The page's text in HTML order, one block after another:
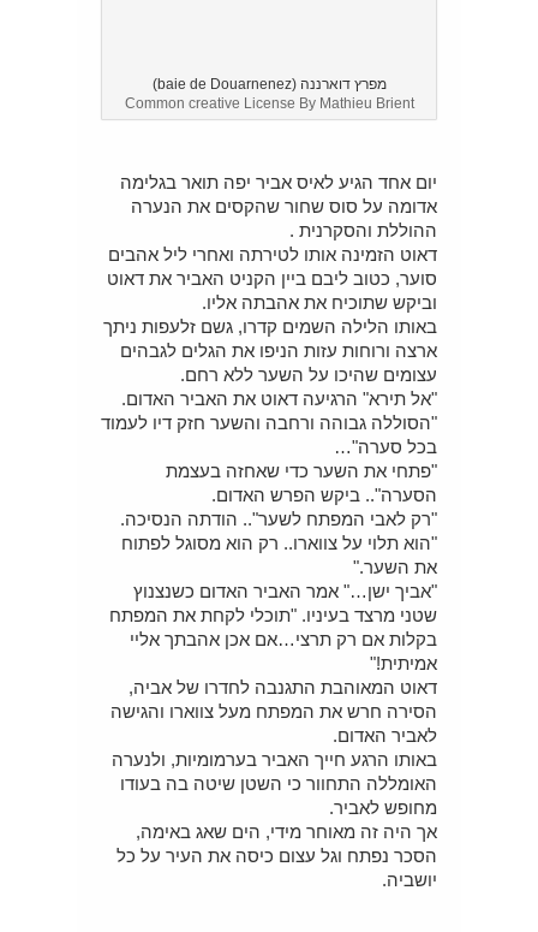
מפרץ דוארננה (baie de Douarnenez)
Common creative License By Mathieu Brient
יום אחד הגיע לאיס אביר יפה תואר בגלימה
אדומה על סוס שחור שהקסים את הנערה
ההוללת והסקרנית .
דאוט הזמינה אותו לטירתה ואחרי ליל אהבים
סוער, כטוב ליבם ביין הקניט האביר את דאוט
וביקש שתוכיח את אהבתה אליו.
באותו הלילה השמים קדרו, גשם זלעפות ניתך
ארצה ורוחות עזות הניפו את הגלים לגבהים
עצומים שהיכו על השער ללא רחם.
"אל תירא" הרגיעה דאוט את האביר האדום.
"הסוללה גבוהה ורחבה והשער חזק דיו לעמוד
בכל סערה"…
"פתחי את השער כדי שאחזה בעצמת
הסערה".. ביקש הפרש האדום.
"רק לאבי המפתח לשער".. הודתה הנסיכה.
"הוא תלוי על צווארו.. רק הוא מסוגל לפתוח
את השער."
"אביך ישן…" אמר האביר האדום כשנצנוץ
שטני מרצד בעיניו. "תוכלי לקחת את המפתח
בקלות אם רק תרצי…אם אכן אהבתך אליי
אמיתית!"
דאוט המאוהבת התגנבה לחדרו של אביה,
הסירה חרש את המפתח מעל צווארו והגישה
לאביר האדום.
באותו הרגע חייך האביר בערמומיות, ולנערה
האומללה התחוור כי השטן שיטה בה בעודו
מחופש לאביר.
אך היה זה מאוחר מידי, הים שאג באימה,
הסכר נפתח וגל עצום כיסה את העיר על כל
יושביה.